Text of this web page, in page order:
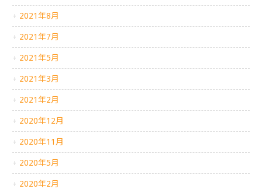
2021年8月
2021年7月
2021年5月
2021年3月
2021年2月
2020年12月
2020年11月
2020年5月
2020年2月